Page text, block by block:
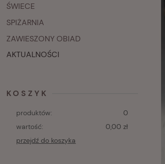
ŚWIECE
SPIŻARNIA
ZAWIESZONY OBIAD
AKTUALNOŚCI
KOSZYK
produktów:
0
wartość:
0,00 zł
przejdź do koszyka